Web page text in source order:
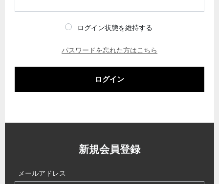
ログイン状態を維持する
パスワードを忘れた方はこちら
ログイン
新規会員登録
メールアドレス